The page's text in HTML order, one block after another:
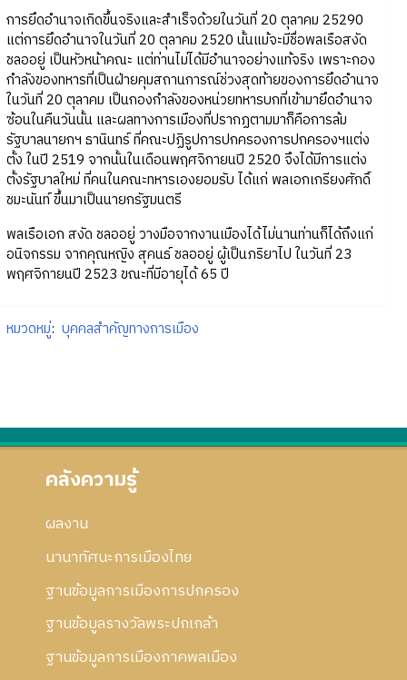
การยึดอำนาจเกิดขึ้นจริงและสำเร็จด้วยในวันที่ 20 ตุลาคม 25290
แต่การยึดอำนาจในวันที่ 20 ตุลาคม 2520 นั้นแม้จะมีชื่อพลเรือสงัด
ชลออยู่ เป็นหัวหน้าคณะ แต่ท่านไม่ได้มีอำนาจอย่างแท้จริง เพราะกอง
กำลังของทหารที่เป็นฝ่ายคุมสถานการณ์ช่วงสุดท้ายของการยึดอำนาจ
ในวันที่ 20 ตุลาคม เป็นกองกำลังของหน่วยทหารบกที่เข้ามายึดอำนาจ
ซ้อนในคืนวันนั้น และผลทางการเมืองที่ปรากฏตามมาก็คือการล้ม
รัฐบาลนายกฯ ธานินทร์ ที่คณะปฏิรูปการปกครองการปกครองฯแต่ง
ตั้ง ในปี 2519 จากนั้นในเดือนพฤศจิกายนปี 2520 จึงได้มีการแต่ง
ตั้งรัฐบาลใหม่ ที่คนในคณะทหารเองยอมรับ ได้แก่ พลเอกเกรียงศักดิ์
ชมะนันท์ ขึ้นมาเป็นนายกรัฐมนตรี
พลเรือเอก สงัด ชลออยู่ วางมือจากงานเมืองได้ไม่นานท่านก็ได้ถึงแก่
อนิจกรรม จากคุณหญิง สุคนธ์ ชลออยู่ ผู้เป็นภริยาไป ในวันที่ 23
พฤศจิกายนปี 2523 ขณะที่มีอายุได้ 65 ปี
หมวดหมู่: บุคคลสำคัญทางการเมือง
คลังความรู้
ผลงาน
นานาทัศนะการเมืองไทย
ฐานข้อมูลการเมืองการปกครอง
ฐานข้อมูลรางวัลพระปกเกล้า
ฐานข้อมูลการเมืองภาคพลเมือง